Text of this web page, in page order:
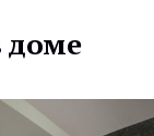
доме